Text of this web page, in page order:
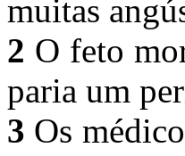
muitas
2 O feto
paria um
3 Os